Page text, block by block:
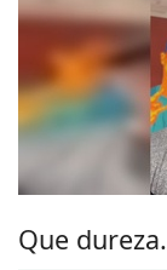
Que dureza.